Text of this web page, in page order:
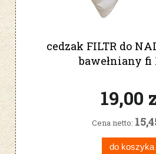
cedzak FILTR do
bawełniany fi
19,00
Cena netto:
do koszyka